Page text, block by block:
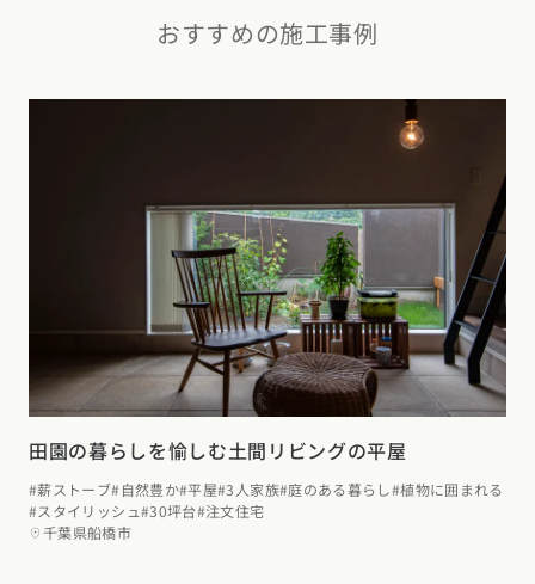
田園の暮らしを愉しむ土間リビングの平屋
#薪ストーブ#自然豊か#平屋#3人家族#庭のある暮らし#植物に囲まれる
千葉県船橋市